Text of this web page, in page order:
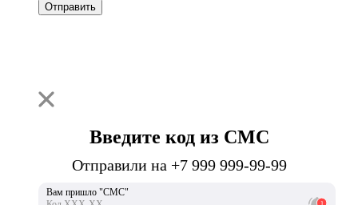
Отправить
Введите код из СМС
Отправили на +7 999 999-99-99
Вам пришло "СМС"